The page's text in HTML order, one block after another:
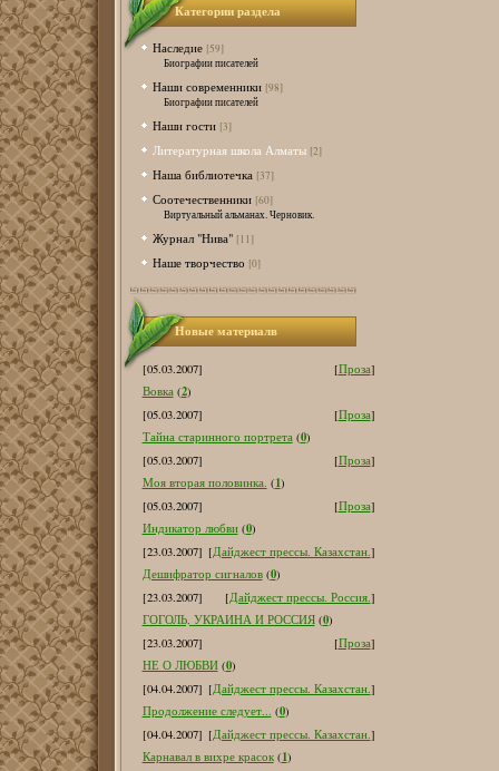
Категории раздела
Наследие [59]
Биографии писателей
Наши современники [98]
Биографии писателей
Наши гости [3]
Литературная школа Алматы [2]
Наша библиотечка [37]
Соотечественники [60]
Виртуальный альманах. Черновик.
Журнал "Нива" [11]
Наше творчество [0]
Новые материалв
[05.03.2007] [Проза]
Вовка (2)
[05.03.2007]
[Проза]
Тайна старинного портрета (0)
[05.03.2007]
[Проза]
Моя вторая половинка. (1)
[05.03.2007]
[Проза]
Индикатор любви (0)
[23.03.2007] [Дайджест прессы. Казахстан.]
Дешифратор сигналов (0)
[23.03.2007]
[Дайджест прессы. Россия.]
ГОГОЛЬ, УКРАИНА И РОССИЯ (0)
[23.03.2007]
[Проза]
НЕ О ЛЮБВИ (0)
[04.04.2007] [Дайджест прессы. Казахстан.]
Продолжение следует... (0)
[04.04.2007] [Дайджест прессы. Казахстан.]
Карнавал в вихре красок (1)